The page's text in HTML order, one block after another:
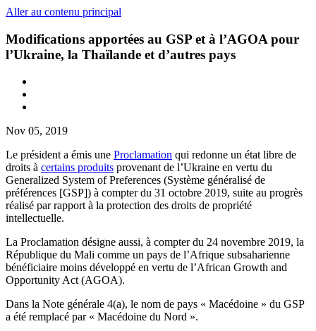
Aller au contenu principal
Modifications apportées au GSP et à l’AGOA pour
l’Ukraine, la Thaïlande et d’autres pays
Nov 05, 2019
Le président a émis une Proclamation qui redonne un état libre de
droits à certains produits provenant de l’Ukraine en vertu du
Generalized System of Preferences (Système généralisé de
préférences [GSP]) à compter du 31 octobre 2019, suite au progrès
réalisé par rapport à la protection des droits de propriété
intellectuelle.
La Proclamation désigne aussi, à compter du 24 novembre 2019, la
République du Mali comme un pays de l’Afrique subsaharienne
bénéficiaire moins développé en vertu de l’African Growth and
Opportunity Act (AGOA).
Dans la Note générale 4(a), le nom de pays « Macédoine » du GSP
a été remplacé par « Macédoine du Nord ».